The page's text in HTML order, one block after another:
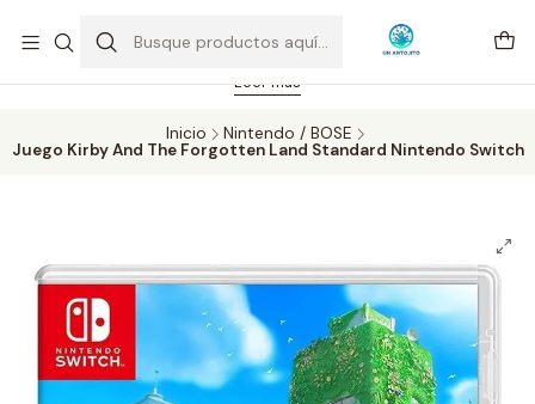
Feriado 21-05-2026 atención hasta las 14 hrs. Envío GRATIS mismo
día solo área Metropolitana Santiago por compras desde CLP 39.900.
Pedidos hasta 16 hrs., sábados y domingos hasta 14 hrs.
Leer más
Inicio
Nintendo / BOSE
Juego Kirby And The Forgotten Land Standard Nintendo Switch